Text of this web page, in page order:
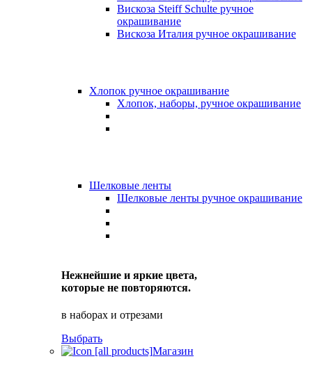
Вискоза Steiff Schulte ручное
окрашивание
Вискоза Италия ручное окрашивание
Хлопок ручное окрашивание
Хлопок, наборы, ручное окрашивание
Шелковые ленты
Шелковые ленты ручное окрашивание
Нежнейшие и яркие цвета,
которые не повторяются.
в наборах и отрезами
Выбрать
Магазин